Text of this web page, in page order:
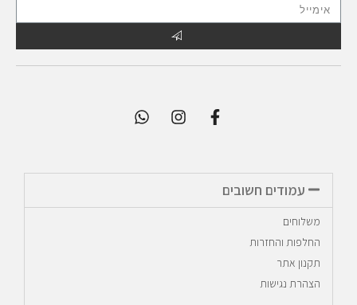
עמודים חשובים
משלוחים
החלפות והחזרות
תקנון אתר
הצהרת נגישות